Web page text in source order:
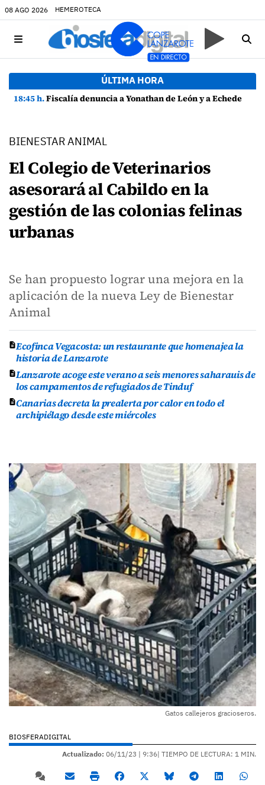
08 AGO 2026 HEMEROTECA
ÚLTIMA HORA
18:45 h.Fiscalía denuncia a Yonathan de León y a Echedey Eugenio por presuntas anomalías en contratos festivos
BIENESTAR ANIMAL
El Colegio de Veterinarios
asesorará al Cabildo en la
gestión de las colonias felinas
urbanas
Se han propuesto lograr una mejora en la
aplicación de la nueva Ley de Bienestar
Animal
Ecofinca Vegacosta: un restaurante que homenajea la
historia de Lanzarote
Lanzarote acoge este verano a seis menores saharauis de
los campamentos de refugiados de Tinduf
Canarias decreta la prealerta por calor en todo el
archipiélago desde este miércoles
Gatos callejeros gracioseros.
BIOSFERADIGITAL
Actualizado: 06/11/23 | 9:36| TIEMPO DE LECTURA: 1 MIN.